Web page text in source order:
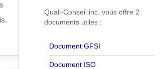
Quali-Conseil inc. vous offre 2
documents utiles :
Document GFSI
Document ISO